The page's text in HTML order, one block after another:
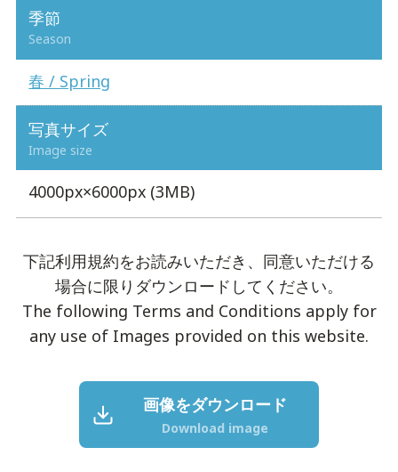
季節
Season
春 / Spring
写真サイズ
Image size
4000px×6000px (3MB)
下記利用規約をお読みいただき、同意いただける
場合に限りダウンロードしてください。
The following Terms and Conditions apply for
any use of Images provided on this website.
画像をダウンロード
Download image